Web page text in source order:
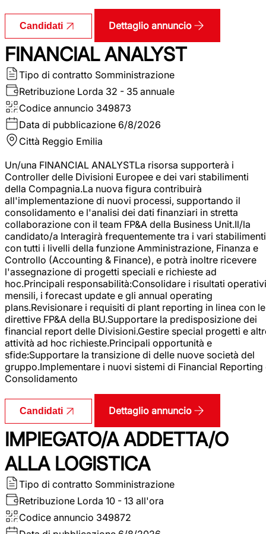
Candidati Dettaglio annuncio
FINANCIAL ANALYST
Tipo di contratto Somministrazione
Retribuzione Lorda 32 - 35 annuale
Codice annuncio 349873
Data di pubblicazione 6/8/2026
Città Reggio Emilia
Un/una FINANCIAL ANALYSTLa risorsa supporterà i
Controller delle Divisioni Europee e dei vari stabilimenti
della Compagnia.La nuova figura contribuirà
all'implementazione di nuovi processi, supportando il
consolidamento e l'analisi dei dati finanziari in stretta
collaborazione con il team FP&A della Business Unit.Il/la
candidato/a Interagirà frequentemente tra i vari stabilimenti
con tutti i livelli della funzione Amministrazione, Finanza e
Controllo (Accounting & Finance), e potrà inoltre ricevere
l'assegnazione di progetti speciali e richieste ad
hoc.Principali responsabilità:Consolidare i risultati operativi
mensili, i forecast update e gli annual operating
plans.Revisionare i requisiti di plant reporting in linea con le
direttive FP&A della BU.Supportare la predisposizione dei
financial report delle Divisioni.Gestire special progetti e
attività ad hoc richieste.Principali opportunità e
sfide:Supportare la transizione di delle nuove società del
gruppo.Implementare i nuovi sistemi di Financial Reporting
Consolidamento
Candidati Dettaglio annuncio
IMPIEGATO/A ADDETTA/O
ALLA LOGISTICA
Tipo di contratto Somministrazione
Retribuzione Lorda 10 - 13 all'ora
Codice annuncio 349872